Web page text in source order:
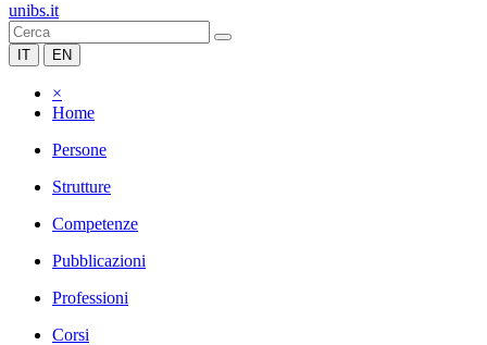
unibs.it
IT EN
×
Home
Persone
Strutture
Competenze
Pubblicazioni
Professioni
Corsi